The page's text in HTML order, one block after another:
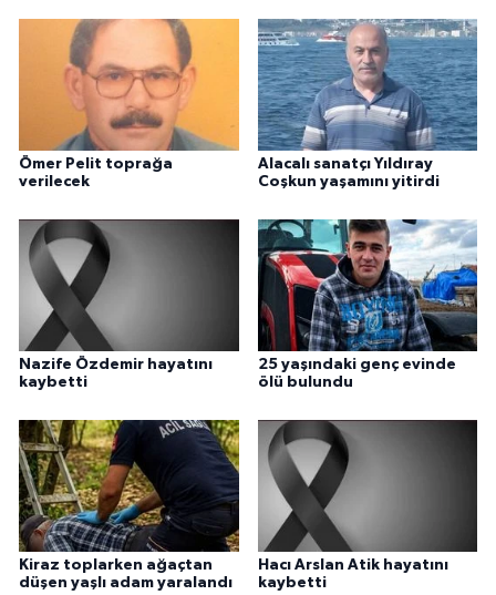
Ömer Pelit toprağa
verilecek
Alacalı sanatçı Yıldıray
Coşkun yaşamını yitirdi
Nazife Özdemir hayatını
kaybetti
25 yaşındaki genç evinde
ölü bulundu
Kiraz toplarken ağaçtan
düşen yaşlı adam yaralandı
Hacı Arslan Atik hayatını
kaybetti